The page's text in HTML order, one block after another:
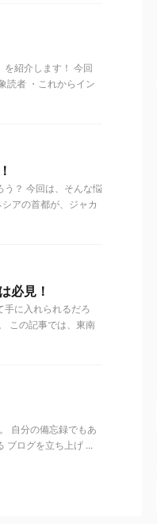
を紹介します！ 今回
読者 ・これからイン
？ 今回は、そんな悩
アの首都が、ジャカ
必見！
手に入れられるだろ
この記事では、東南
自分の備忘録でもあ
ブログを立ち上げ ...